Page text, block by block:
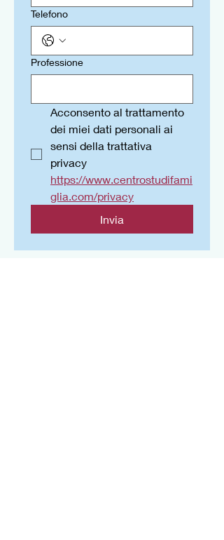
Telefono
Professione
Acconsento al trattamento
dei miei dati personali ai
sensi della trattativa
https://www.centrostudifami
glia.com/privacy
Invia